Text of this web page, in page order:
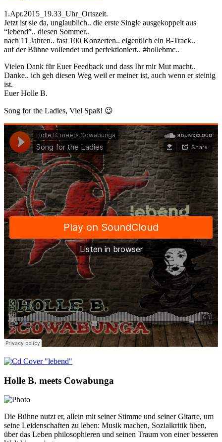
1.Apr.2015_19.33_Uhr_Ortszeit.
Jetzt ist sie da, unglaublich.. die erste Single ausgekoppelt aus
“lebend”.. diesen Sommer..
nach 11 Jahren.. fast 100 Konzerten.. eigentlich ein B-Track..
auf der Bühne vollendet und perfektioniert.. #hollebmc..
Vielen Dank für Euer Feedback und dass Ihr mir Mut macht..
Danke.. ich geh diesen Weg weil er meiner ist, auch wenn er steinig
ist.
Euer Holle B.
Song for the Ladies, Viel Spaß! 😉
Holle B. meets Cowabunga
Die Bühne nutzt er, allein mit seiner Stimme und seiner Gitarre, um
seine Leidenschaften zu leben: Musik machen, Sozialkritik üben,
über das Leben philosophieren und seinen Traum von einer besseren